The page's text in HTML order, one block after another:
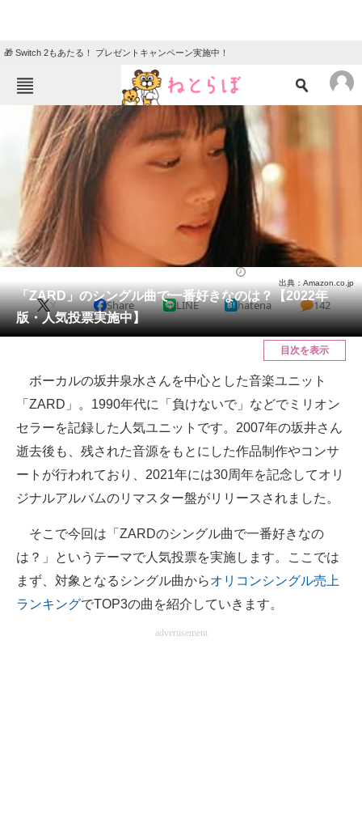
🎁 Switch 2もあたる！ プレゼントキャンペーン実施中！
ねとらぼメニュー
ニュース
エンタメ
グルメ 地域
住まい 教育・育児
動物 リサーチ
会員記事
メディア
ITの今と未来を見通す
スマホと通信の最新トレンド
進化するPCとデバイスの未来
好きが集まる 比べて選べる
ビジネスと働き方のヒント
企業ITのトレンドを詳説
「ZARD」のシングル曲で一番好きなのは？【2022年
版・人気投票実施中】
出典：Amazon.co.jp
X Share LINE hatena 142
目次を表示
ボーカルの坂井泉水さんを中心とした音楽ユニット
「ZARD」。1990年代に「負けないで」などでミリオン
セラーを記録した人気ユニットです。2007年の坂井さん
逝去後も、残された音源をもとにした作品制作やコンサ
ートが行われており、2021年には30周年を記念してオリ
ジナルアルバムのリマスター盤がリリースされました。
そこで今回は「ZARDのシングル曲で一番好きなの
は？」というテーマで人気投票を実施します。ここでは
まず、対象となるシングル曲からオリコンシングル売上
ランキングでTOP3の曲を紹介していきます。
advertisement